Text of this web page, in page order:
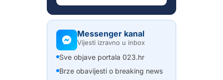
Messenger kanal
Vijesti izravno u inbox
Sve objave portala 023.hr
Brze obavijesti o breaking news